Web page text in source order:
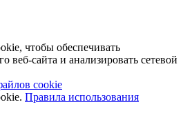
чтобы обеспечивать
веб-сайта и анализировать сетевой
cookie
Правила использования